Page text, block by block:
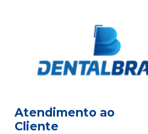
Atendimento ao
Cliente